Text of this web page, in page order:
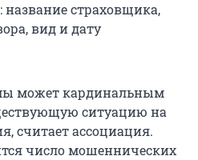
страховщика,
вид и дату
может кардинальным
ситуацию на
считает ассоциация.
число мошеннических